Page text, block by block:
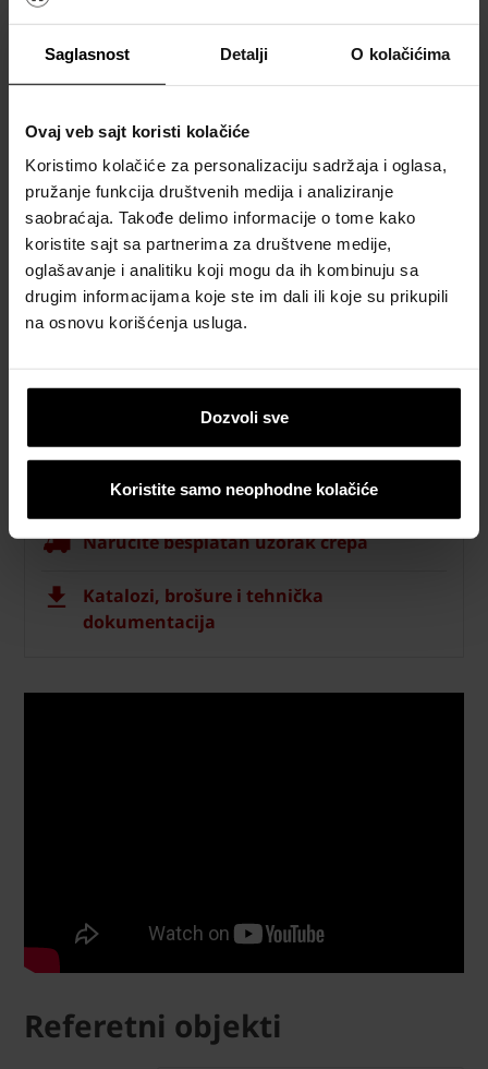
Saglasnost Detalji O kolačićima
Ovaj veb sajt koristi kolačiće
Koristimo kolačiće za personalizaciju sadržaja i oglasa,
pružanje funkcija društvenih medija i analiziranje
saobraćaja. Takođe delimo informacije o tome kako
koristite sajt sa partnerima za društvene medije,
oglašavanje i analitiku koji mogu da ih kombinuju sa
drugim informacijama koje ste im dali ili koje su prikupili
na osnovu korišćenja usluga.
Dozvoli sve
Koristite samo neophodne kolačiće
Kalkulatori za okviran proračun
Naručite besplatan proračun materijala
Naručite besplatan uzorak crepa
Katalozi, brošure i tehnička
dokumentacija
Referetni objekti